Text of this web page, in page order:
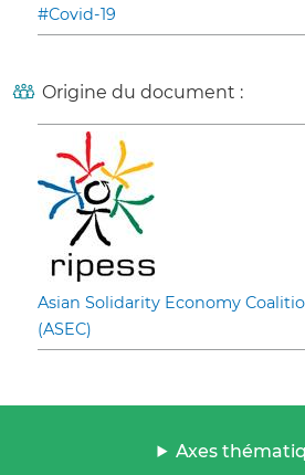
#Covid-19
Origine du document :
Asian Solidarity Economy
(ASEC)
Axes